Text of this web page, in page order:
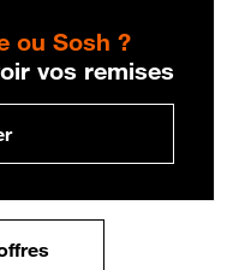
ou Sosh ?
vos remises